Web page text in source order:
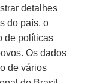
detalhes
do país, o
de políticas
Os dados
de vários